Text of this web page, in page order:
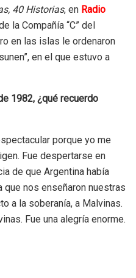
40 Historias, en Radio
la Compañía “C” del
en las islas le ordenaron
en el que estuvo a
1982, ¿qué recuerdo
porque yo me
Fue despertarse en
de que Argentina había
que nos enseñaron nuestras
a la soberanía, a Malvinas.
Fue una alegría enorme.